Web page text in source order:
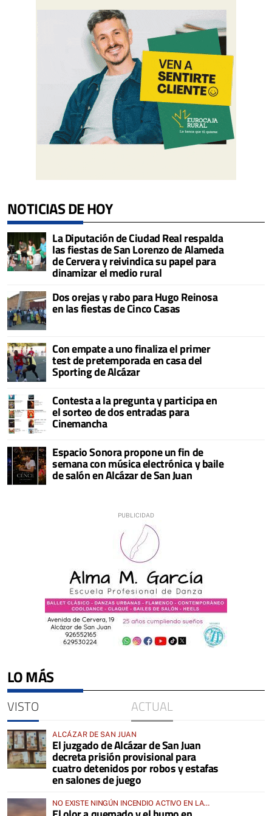
NOTICIAS DE HOY
La Diputación de Ciudad Real respalda
las fiestas de San Lorenzo de Alameda
de Cervera y reivindica su papel para
dinamizar el medio rural
Dos orejas y rabo para Hugo Reinosa
en las fiestas de Cinco Casas
Con empate a uno finaliza el primer
test de pretemporada en casa del
Sporting de Alcázar
Contesta a la pregunta y participa en
el sorteo de dos entradas para
Cinemancha
Espacio Sonora propone un fin de
semana con música electrónica y baile
de salón en Alcázar de San Juan
LO MÁS
VISTO ACTUAL
ALCÁZAR DE SAN JUAN
El juzgado de Alcázar de San Juan
decreta prisión provisional para
cuatro detenidos por robos y estafas
en salones de juego
NO EXISTE NINGÚN INCENDIO ACTIVO EN LA
COMARCA